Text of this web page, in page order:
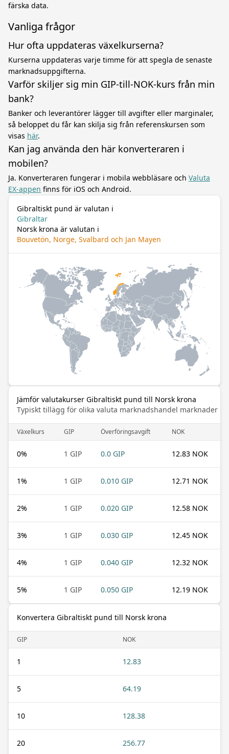
färska data.
Vanliga frågor
Hur ofta uppdateras växelkurserna?
Kurserna uppdateras varje timme för att spegla de senaste
marknadsuppgifterna.
Varför skiljer sig min GIP-till-NOK-kurs från min
bank?
Banker och leverantörer lägger till avgifter eller marginaler,
så beloppet du får kan skilja sig från referenskursen som
visas här.
Kan jag använda den här konverteraren i
mobilen?
Ja. Konverteraren fungerar i mobila webbläsare och Valuta
EX-appen finns för iOS och Android.
Gibraltiskt pund är valutan i
Gibraltar
Norsk krona är valutan i
Bouvetön, Norge, Svalbard och Jan Mayen
Jämför valutakurser Gibraltiskt pund till Norsk krona
Typiskt tillägg för olika valuta marknadshandel marknader
Växelkurs GIP Överföringsavgift NOK
0% 1 GIP 0.0 GIP 12.83 NOK
1% 1 GIP 0.010 GIP 12.71 NOK
2% 1 GIP 0.020 GIP 12.58 NOK
3% 1 GIP 0.030 GIP 12.45 NOK
4% 1 GIP 0.040 GIP 12.32 NOK
5% 1 GIP 0.050 GIP 12.19 NOK
Konvertera Gibraltiskt pund till Norsk krona
GIP NOK
1 12.83
5 64.19
10 128.38
20 256.77